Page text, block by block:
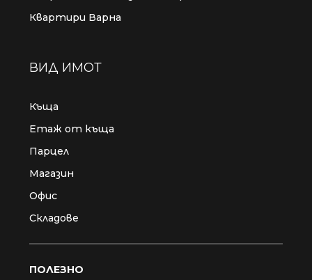
Квартири Варна
ВИД ИМОТ
Къща
Етаж от къща
Парцел
Магазин
Офис
Складове
ПОЛЕЗНО